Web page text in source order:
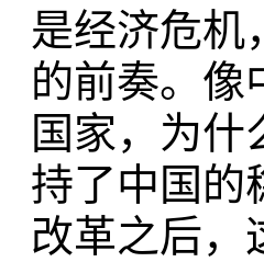
是经济危机
的前奏。像
国家，为
持了中国的
改革之后，